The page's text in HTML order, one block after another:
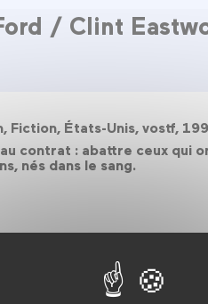
/ Clint
Fiction, États-Unis, vostf,
contrat : abattre ceux
nés dans le sang.